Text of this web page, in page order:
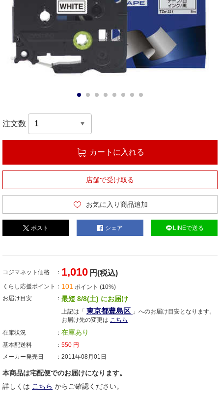
注文数
カートに入れる
店舗で受け取る
お気に入り商品追加
ポスト シェア LINEで送る
コジマネット価格 1,010 円(税込)
くらし応援ポイント 101 ポイント (10%)
お届け目安
最短 8/8(土) にお届け
上記は「 東京都豊島区 」へのお届け目安となります。
お届け先の変更は こちら
在庫状況
在庫あり
基本配送料 550 円
メーカー発売日
2011年08月01日
本商品は宅配便でのお届けになります。
詳しくは こちら からご確認ください。